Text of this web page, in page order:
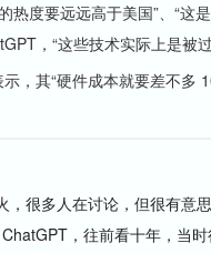
热度要远远高于美国”、“这
，“这些技术实际上是被过
，其“硬件成本就要差不多
很多人在讨论，但很有意
，往前看十年，当